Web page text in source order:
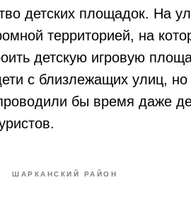
детских площадок. На
территорией, на
детскую игровую
с близлежащих улиц,
бы время даже
ШАРКАНСКИЙ РАЙОН